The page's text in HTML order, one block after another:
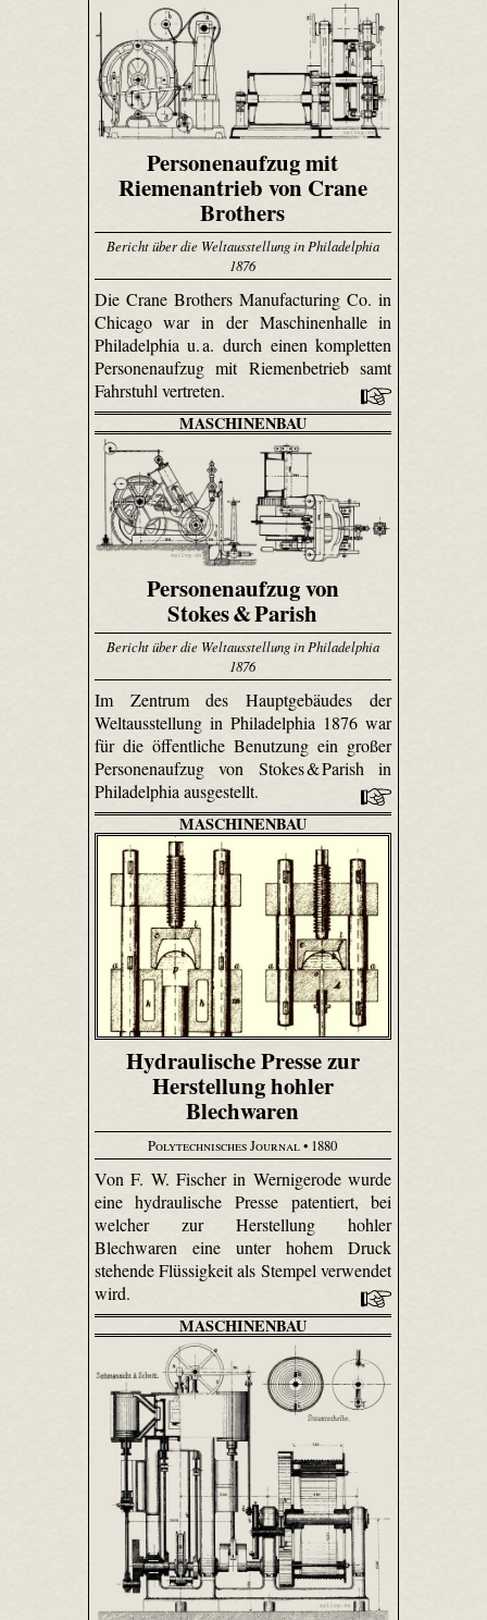
Personenaufzug mit
Riemenantrieb von Crane
Brothers
Bericht über die Weltausstellung in Philadelphia
1876
Die Crane Brothers Manu­factu­ring Co. in
Chicago war in der Maschinenhalle in
Philadelphia u. a. durch einen kompletten
Personenaufzug mit Riemenbetrieb samt
Fahrstuhl vertreten.
MASCHINENBAU
Personenaufzug von
Stokes & Parish
Bericht über die Weltausstellung in Philadelphia
1876
Im Zentrum des Hauptgebäudes der
Weltausstellung in Philadelphia 1876 war
für die öffentliche Benutzung ein großer
Personenaufzug von Stokes & Parish in
Philadelphia ausgestellt.
MASCHINENBAU
Hydraulische Presse zur
Herstellung hohler
Blechwaren
Polytechnisches Journal• 1880
Von F. W. Fischer in Wernigerode wurde
eine hydraulische Presse patentiert, bei
welcher zur Herstellung hohler
Blechwaren eine unter hohem Druck
stehende Flüssigkeit als Stempel verwendet
wird.
MASCHINENBAU